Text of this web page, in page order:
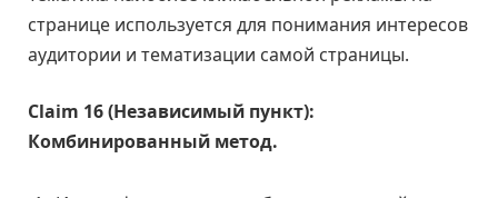
странице используется для понимания интересов
аудитории и тематизации самой страницы.
Claim 16 (Независимый пункт):
Комбинированный метод.